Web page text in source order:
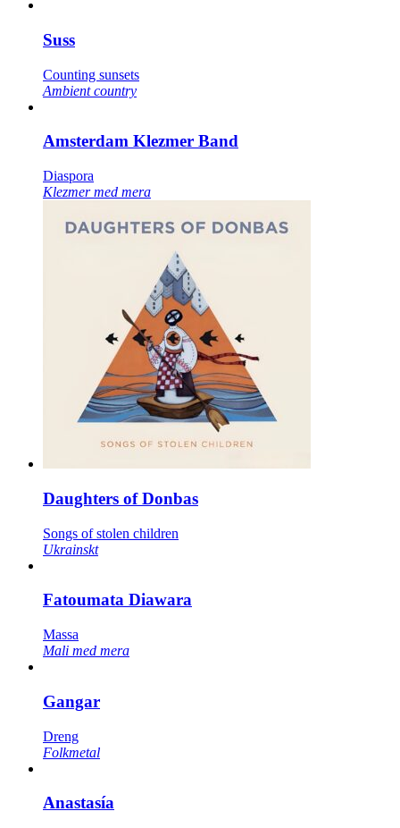
Suss
Counting sunsets
Ambient country
Amsterdam Klezmer Band
Diaspora
Klezmer med mera
Daughters of Donbas
Songs of stolen children
Ukrainskt
Fatoumata Diawara
Massa
Mali med mera
Gangar
Dreng
Folkmetal
Anastasía